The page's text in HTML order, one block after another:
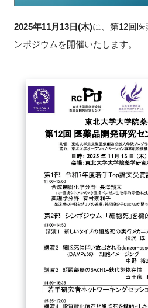
LINK-Jを知る
施設・アクセス
イベントお知らせメール登録
2025年11月13日(木)に、第12回
ンポジウムを開催いたします。